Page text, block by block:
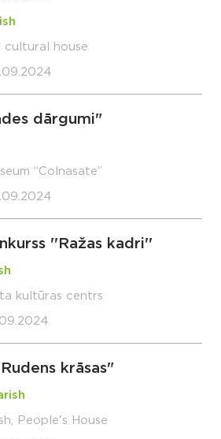
cultural house
dārgumi"
“Colnasate”
''Ražas kadri''
kultūras centrs
krāsas"
People's House